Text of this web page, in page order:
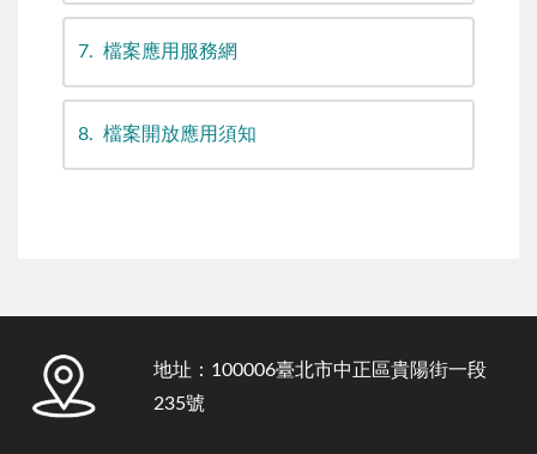
7 檔案應用服務網
8 檔案開放應用須知
地址：100006臺北市中正區貴陽街一段
235號